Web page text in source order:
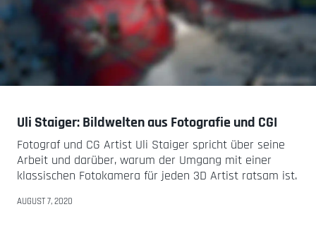
Uli Staiger: Bildwelten aus Fotografie und CGI
Fotograf und CG Artist Uli Staiger spricht über seine
Arbeit und darüber, warum der Umgang mit einer
klassischen Fotokamera für jeden 3D Artist ratsam ist.
AUGUST 7, 2020